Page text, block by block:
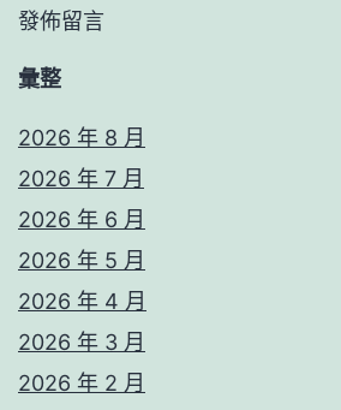
發佈留言
彙整
2026 年 8 月
2026 年 7 月
2026 年 6 月
2026 年 5 月
2026 年 4 月
2026 年 3 月
2026 年 2 月